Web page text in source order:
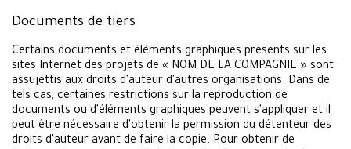
Documents de tiers
Certains documents et éléments graphiques présents sur les
sites Internet des projets de « NOM DE LA COMPAGNIE » sont
assujettis aux droits d'auteur d'autres organisations. Dans de
tels cas, certaines restrictions sur la reproduction de
documents ou d'éléments graphiques peuvent s'appliquer et il
peut être nécessaire d'obtenir la permission du détenteur des
droits d'auteur avant de faire la copie. Pour obtenir de